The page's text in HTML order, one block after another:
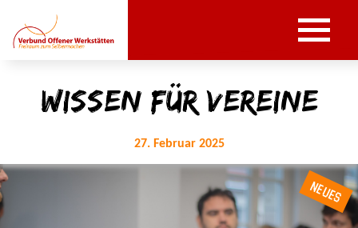
Wissen für Vereine
27. Februar 2025
NEUES